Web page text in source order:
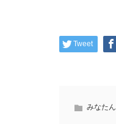
Tweet
みなたん